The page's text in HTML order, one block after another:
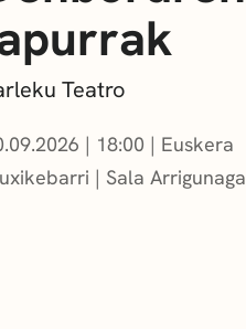
Teatro
| 18:00
Euskera
| Sala Arrigunaga